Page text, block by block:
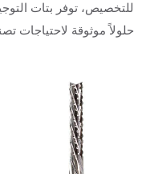
للتخصيص، توفر بتات
حلولاً موثوقة لاحتياجات